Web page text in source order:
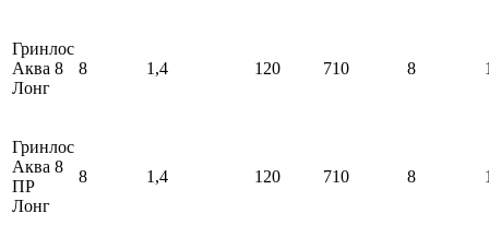
Гринлос
Аква 8
Лонг
8 1,4 120 710 8
Гринлос
Аква 8
ПР
Лонг
8 1,4 120 710 8